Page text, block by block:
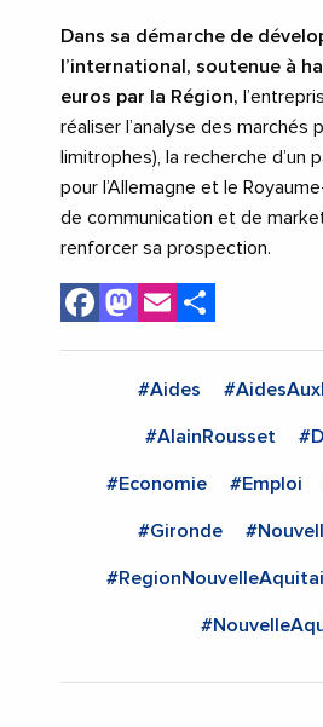
Dans sa démarche de
l’international, soutenue à
euros par la Région,
réaliser l’analyse des marchés
limitrophes), la recherche d’un
pour l’Allemagne et le
de communication et de
renforcer sa prospection.
Facebook
Mastodon
Email
#Aides
#AlainRousset
#Economie #Emploi
#Gironde